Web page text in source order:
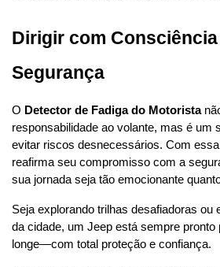
Dirigir com
Segurança
O Detector de Fadiga do Motorista
responsabilidade ao volante, mas é um
evitar riscos desnecessários. Com
reafirma seu compromisso com a
sua jornada seja tão emocionante
Seja explorando trilhas desafiadoras ou
da cidade, um Jeep está sempre pronto
longe—com total proteção e confiança.